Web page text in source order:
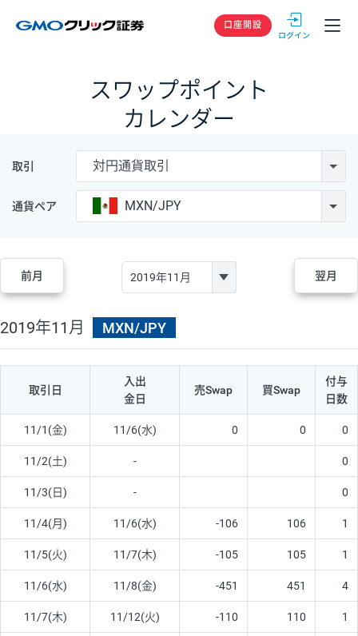
GMOクリック
口座開設
スワップポイント
カレンダー
取引 対円通貨取引
通貨ペア MXN/JPY
前月 翌月
2019年11月 MXN/JPY
取引日
入出
金日
売Swap 買Swap
付与
日数
11/1(金) 11/6(水) 0 0 0
11/2(土) - 0
11/3(日) - 0
11/4(月) 11/6(水) -106 106 1
11/5(火) 11/7(木) -105 105 1
11/6(水) 11/8(金) -451 451 4
11/7(木) 11/12(火) -110 110 1